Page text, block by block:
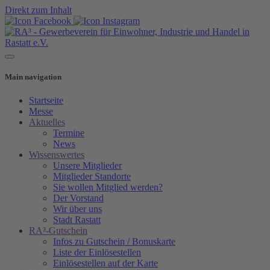
Direkt zum Inhalt
Main navigation
Startseite
Messe
Aktuelles
Termine
News
Wissenswertes
Unsere Mitglieder
Mitglieder Standorte
Sie wollen Mitglied werden?
Der Vorstand
Wir über uns
Stadt Rastatt
RA³-Gutschein
Infos zu Gutschein / Bonuskarte
Liste der Einlösestellen
Einlösestellen auf der Karte